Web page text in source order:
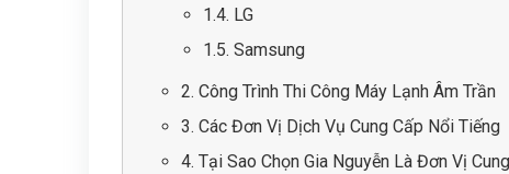
1.4. LG
1.5. Samsung
2. Công Trình Thi Công Máy Lạnh Âm Trần
3. Các Đơn Vị Dịch Vụ Cung Cấp Nổi Tiếng
4. Tại Sao Chọn Gia Nguyễn Là Đơn Vị